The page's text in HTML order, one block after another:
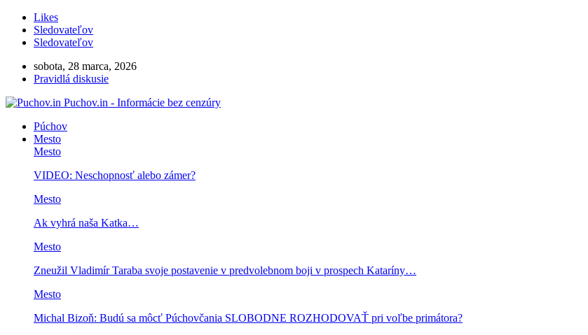
Likes
Sledovateľov
Sledovateľov
sobota, 28 marca, 2026
Pravidlá diskusie
Puchov.in - Informácie bez cenzúry
Púchov
Mesto
Mesto
VIDEO: Neschopnosť alebo zámer?
Mesto
Ak vyhrá naša Katka…
Mesto
Zneužil Vladimír Taraba svoje postavenie v predvolebnom boji v prospech Kataríny…
Mesto
Michal Bizoň: Budú sa môcť Púchovčania SLOBODNE ROZHODOVAŤ pri voľbe primátora?